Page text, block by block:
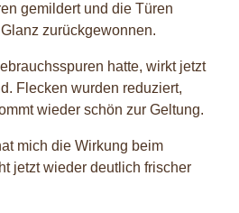
gemildert und die Türen
zurückgewonnen.
hatte, wirkt jetzt
Flecken wurden reduziert,
wieder schön zur Geltung.
mich die Wirkung beim
jetzt wieder deutlich frischer